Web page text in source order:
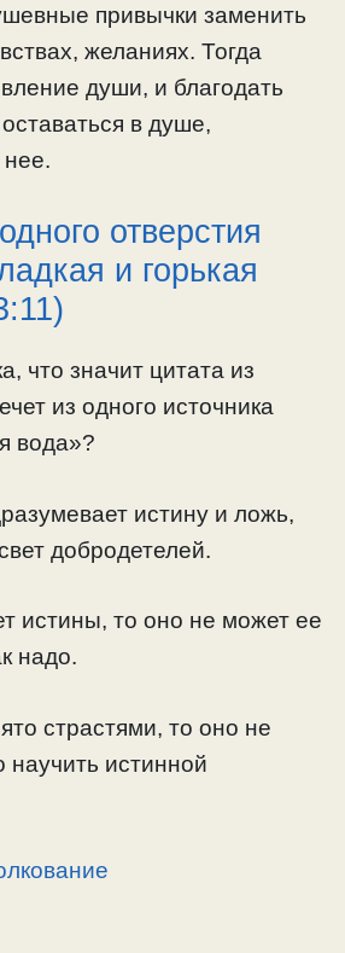
привычки заменить
желаниях. Тогда
души, и благодать
в душе,
нее.
отверстия
и горькая
что значит цитата из
из одного источника
вода»?
истину и ложь,
добродетелей.
истины, то оно не может ее
надо.
страстями, то оно не
научить истинной